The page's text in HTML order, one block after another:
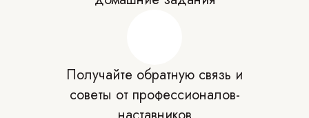
Получайте обратную связь и
советы от профессионалов-